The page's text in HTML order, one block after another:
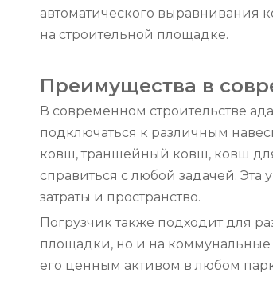
автоматического выравнивания
на строительной площадке.
Преимущества в
В современном строительстве
подключаться к различным
ковш, траншейный ковш, ковш для
справиться с любой задачей. Эта
затраты и пространство.
Погрузчик также подходит для
площадки, но и на коммунальные
его ценным активом в любом